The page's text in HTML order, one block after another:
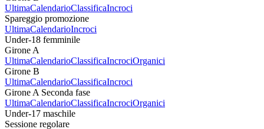
UltimaCalendarioClassificaIncroci
Spareggio promozione
UltimaCalendarioIncroci
Under-18 femminile
Girone A
UltimaCalendarioClassificaIncrociOrganici
Girone B
UltimaCalendarioClassificaIncroci
Girone A Seconda fase
UltimaCalendarioClassificaIncrociOrganici
Under-17 maschile
Sessione regolare